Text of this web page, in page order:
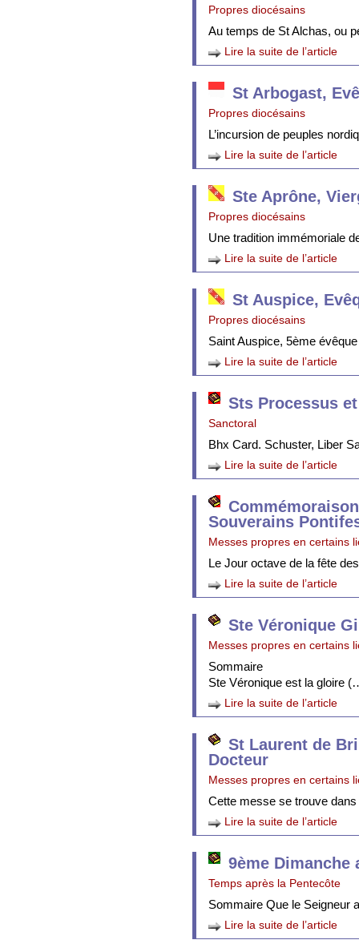
Propres diocésains
Au temps de St Alchas, ou
Lire la suite de l’article
St Arbogast,
Propres diocésains
L’incursion de peuples
Lire la suite de l’article
Ste Aprône,
Propres diocésains
Une tradition immémoriale
Lire la suite de l’article
St Auspice,
Propres diocésains
Saint Auspice, 5ème
Lire la suite de l’article
Sts Processus
Sanctoral
Bhx Card. Schuster, Liber
Lire la suite de l’article
Souverains
Messes propres en certains
Le Jour octave de la fête
Lire la suite de l’article
Ste Véronique
Messes propres en certains
Sommaire
Ste Véronique est la gloire
Lire la suite de l’article
St Laurent de
Docteur
Messes propres en certains
Cette messe se trouve
Lire la suite de l’article
9ème Dimanche
Temps après la Pentecôte
Sommaire Que le Seigneur
Lire la suite de l’article